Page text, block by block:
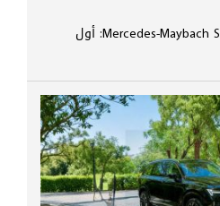
Mercedes-Maybach SL 680 Monogram Series: أول